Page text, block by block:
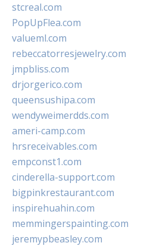
stcreal.com
PopUpFlea.com
valueml.com
rebeccatorresjewelry.com
jmpbliss.com
drjorgerico.com
queensushipa.com
wendyweimerdds.com
ameri-camp.com
hrsreceivables.com
empconst1.com
cinderella-support.com
bigpinkrestaurant.com
inspirehuahin.com
memmingerspainting.com
jeremypbeasley.com